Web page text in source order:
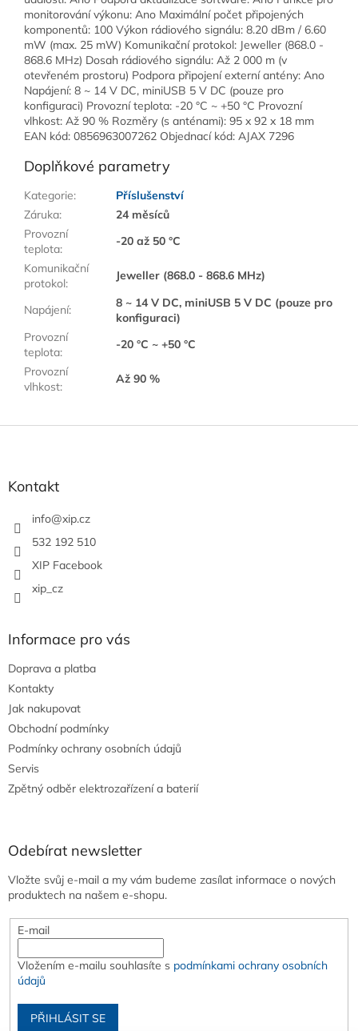
monitorování výkonu: Ano Maximální počet připojených
komponentů: 100 Výkon rádiového signálu: 8.20 dBm / 6.60
mW (max. 25 mW) Komunikační protokol: Jeweller (868.0 -
868.6 MHz) Dosah rádiového signálu: Až 2 000 m (v
otevřeném prostoru) Podpora připojení externí antény: Ano
Napájení: 8 ~ 14 V DC, miniUSB 5 V DC (pouze pro
konfiguraci) Provozní teplota: -20 °C ~ +50 °C Provozní
vlhkost: Až 90 % Rozměry (s anténami): 95 x 92 x 18 mm
EAN kód: 0856963007262 Objednací kód: AJAX 7296
Doplňkové parametry
Kategorie:
Příslušenství
Záruka:
24 měsíců
Provozní
teplota:
-20 až 50 °C
Komunikační
protokol:
Jeweller (868.0 - 868.6 MHz)
Napájení:
8 ~ 14 V DC, miniUSB 5 V DC (pouze pro
konfiguraci)
Provozní
teplota:
-20 °C ~ +50 °C
Provozní
vlhkost:
Až 90 %
Kontakt
info@xip.cz
532 192 510
XIP Facebook
xip_cz
Informace pro vás
Doprava a platba
Kontakty
Jak nakupovat
Obchodní podmínky
Podmínky ochrany osobních údajů
Servis
Zpětný odběr elektrozařízení a baterií
Odebírat newsletter
Vložte svůj e-mail a my vám budeme zasílat informace o nových
produktech na našem e-shopu.
E-mail
Vložením e-mailu souhlasíte s podmínkami ochrany osobních
údajů
PŘIHLÁSIT SE